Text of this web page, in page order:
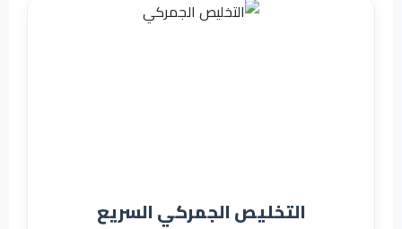
التخليص الجمركي السريع